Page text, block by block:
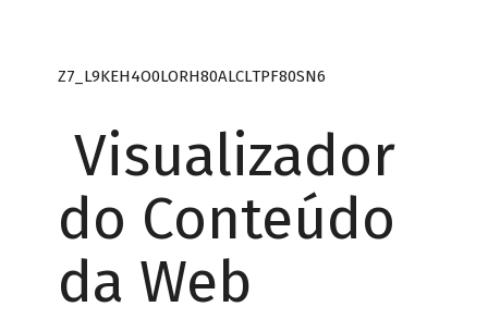
Z7_L9KEH4O0LORH80ALCLTPF80SN6
Visualizador
do Conteúdo
da Web